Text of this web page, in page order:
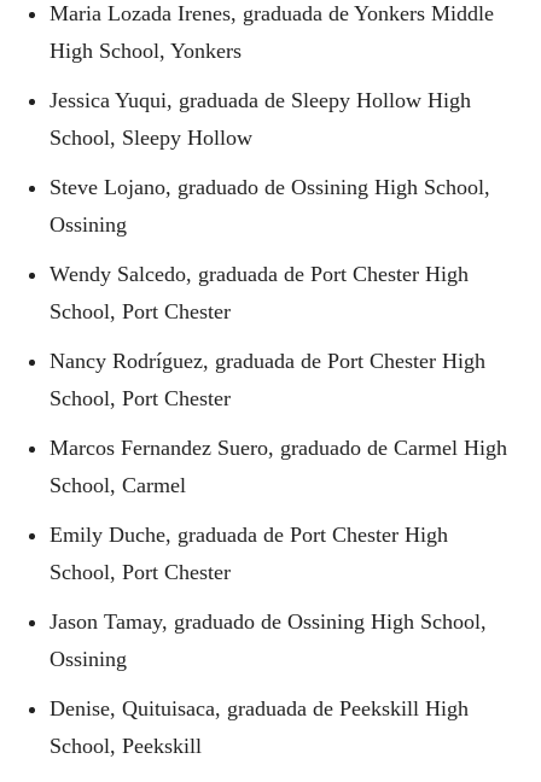
Maria Lozada Irenes, graduada de Yonkers Middle
High School, Yonkers
Jessica Yuqui, graduada de Sleepy Hollow High
School, Sleepy Hollow
Steve Lojano, graduado de Ossining High School,
Ossining
Wendy Salcedo, graduada de Port Chester High
School, Port Chester
Nancy Rodríguez, graduada de Port Chester High
School, Port Chester
Marcos Fernandez Suero, graduado de Carmel High
School, Carmel
Emily Duche, graduada de Port Chester High
School, Port Chester
Jason Tamay, graduado de Ossining High School,
Ossining
Denise, Quituisaca, graduada de Peekskill High
School, Peekskill